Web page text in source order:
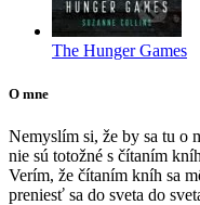
The Hunger Games
O mne
Nemyslím si, že by sa tu o
nie sú totožné s čítaním
Verím, že čítaním kníh sa
preniesť sa do sveta do